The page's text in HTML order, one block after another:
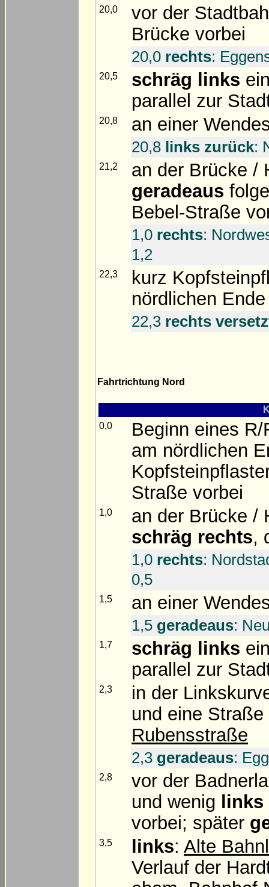
20,0
vor der
Brücke vorbei
20,0 rechts:
20,5 schräg links
parallel zur
20,8 an einer
20,8 links zurück:
21,2
an der Brücke /
geradeaus
Bebel-Straße
1,0 rechts:
1,2
22,3
kurz
nördlichen
22,3 rechts
Fahrtrichtung Nord
0,0
Beginn eines
am nördlichen
Straße vorbei
1,0
an der Brücke /
schräg rechts,
1,0 rechts:
0,5
1,5 an einer
1,5 geradeaus:
1,7 schräg links
parallel zur
2,3
in der
und eine
Rubensstraße
2,3 geradeaus:
2,8
vor der
und wenig
vorbei; später
3,5 links: Alte
Verlauf der